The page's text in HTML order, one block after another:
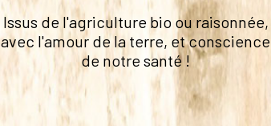
Issus de l'agriculture bio ou raisonnée,
avec l'amour de la terre, et conscience
de notre santé !